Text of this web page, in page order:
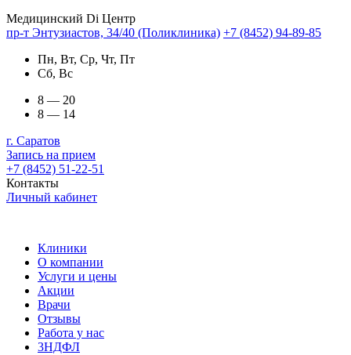
Медицинский Di Центр
пр-т Энтузиастов, 34/40 (Поликлиника) +7 (8452) 94-89-85
Пн, Вт, Ср, Чт, Пт
Сб, Вс
8 — 20
8 — 14
г. Саратов
Запись на прием
+7 (8452) 51-22-51
Контакты
Личный кабинет
Клиники
О компании
Услуги и цены
Акции
Врачи
Отзывы
Работа у нас
3НДФЛ